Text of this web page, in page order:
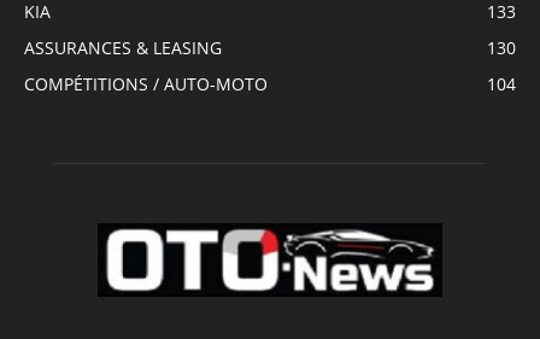
KIA
133
ASSURANCES & LEASING
130
COMPÉTITIONS / AUTO-MOTO
104